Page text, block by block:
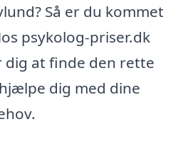
Så er du kommet
psykolog-priser.dk
at finde den rette
dig med dine